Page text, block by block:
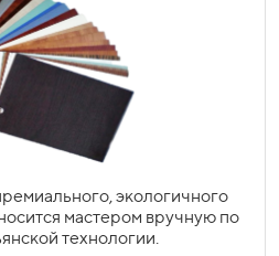
экологичного
мастером вручную по
технологии.
облегчить габаритную
и визуальной